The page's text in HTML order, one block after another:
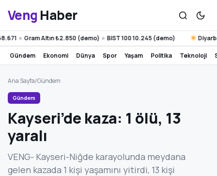
Veng Haber
● Gram Altın ₺2.850 (demo) ● BIST 100 10.245 (demo) Diyarbakır
gündem ekonomi dünya spor yaşam politika teknoloji
Ana Sayfa/Gündem
Gündem
Kayseri’de kaza: 1 ölü, 13
yaralı
VENG- Kayseri-Niğde karayolunda meydana
gelen kazada 1 kişi yaşamını yitirdi, 13 kişi